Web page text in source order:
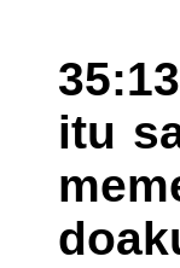
itu